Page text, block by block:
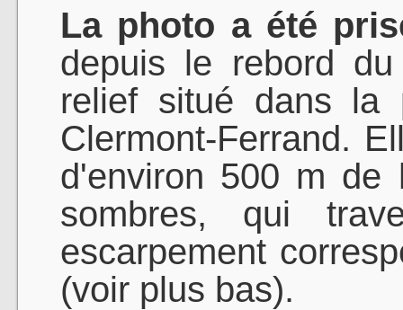
La photo a été
depuis le rebord
relief situé dans la
Clermont-Ferrand.
d'environ 500 m de
sombres, qui
escarpement
(voir plus bas).